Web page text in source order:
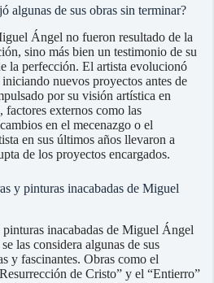
algunas de sus obras sin terminar?
Ángel no fueron resultado de la
sino más bien un testimonio de su
la perfección. El artista evolucionó
nuevos proyectos antes de
por su visión artística en
factores externos como las
en el mecenazgo o el
en sus últimos años llevaron a
de los proyectos encargados.
y pinturas inacabadas de Miguel
inacabadas de Miguel Ángel
las considera algunas de sus
y fascinantes. Obras como el
de Cristo” y el “Entierro”